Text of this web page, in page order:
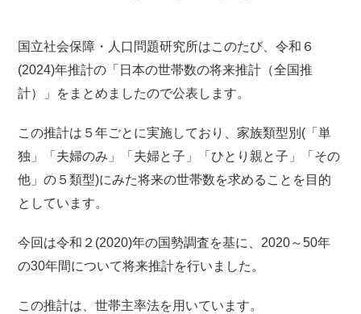
国立社会保障・人口問題研究所はこのたび、令和６
(2024)年推計の「日本の世帯数の将来推計（全国推
計）」をまとめましたので公表します。
この推計は５年ごとに実施しており、家族類型別(「単
独」「夫婦のみ」「夫婦と子」「ひとり親と子」「その
他」の５類型)にみた将来の世帯数を求めることを目的
としています。
今回は令和２(2020)年の国勢調査を基に、2020～50年
の30年間について将来推計を行いました。
この推計は、世帯主率法を用いています。